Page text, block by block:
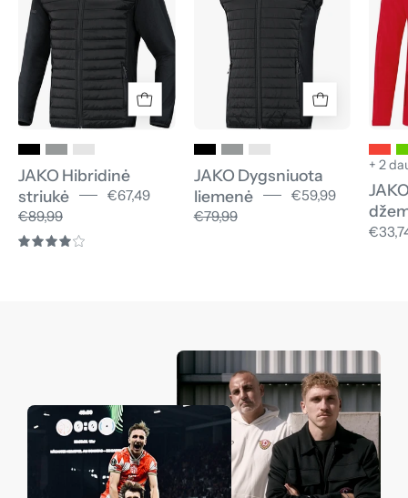
JAKO Hibridinė
striukė
€67,49
€89,99
JAKO Dygsniuota
liemenė
€59,99
€79,99
+ 2